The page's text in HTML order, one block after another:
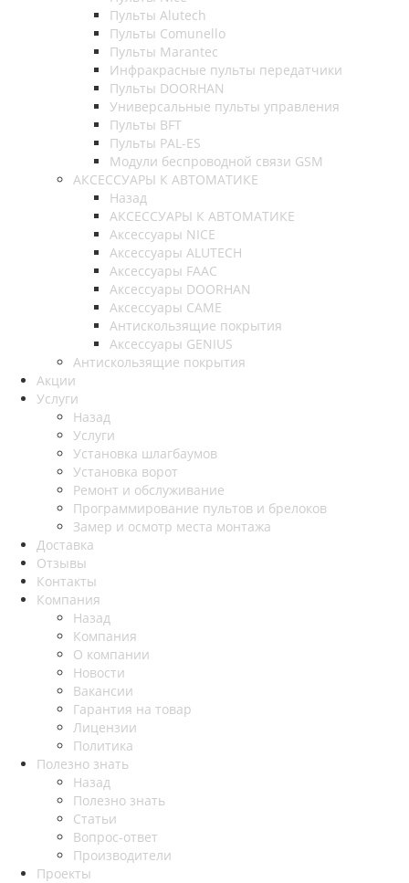
Пульты Alutech
Пульты Сomunello
Пульты Marantec
Инфракрасные пульты передатчики
Пульты DOORHAN
Универсальные пульты управления
Пульты BFT
Пульты PAL-ES
Модули беспроводной связи GSM
АКСЕССУАРЫ К АВТОМАТИКЕ
Назад
АКСЕССУАРЫ К АВТОМАТИКЕ
Аксессуары NICE
Аксессуары ALUTECH
Аксессуары FAAC
Аксессуары DOORHAN
Аксессуары CAME
Антискользящие покрытия
Аксессуары GENIUS
Антискользящие покрытия
Акции
Услуги
Назад
Услуги
Установка шлагбаумов
Установка ворот
Ремонт и обслуживание
Программирование пультов и брелоков
Замер и осмотр места монтажа
Доставка
Отзывы
Контакты
Компания
Назад
Компания
О компании
Новости
Вакансии
Гарантия на товар
Лицензии
Политика
Полезно знать
Назад
Полезно знать
Статьи
Вопрос-ответ
Производители
Проекты